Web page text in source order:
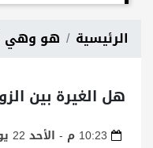
الرئيسية هو وهي
هل الغيرة بين